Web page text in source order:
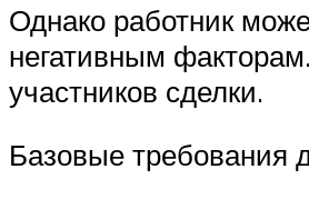
Однако работник
негативным
участников сделки.
Базовые требования